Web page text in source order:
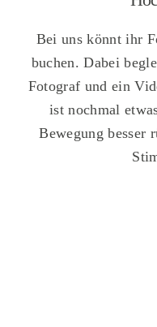
Bei uns könnt ihr
buchen. Dabei
Fotograf und ein
ist nochmal
Bewegung besser